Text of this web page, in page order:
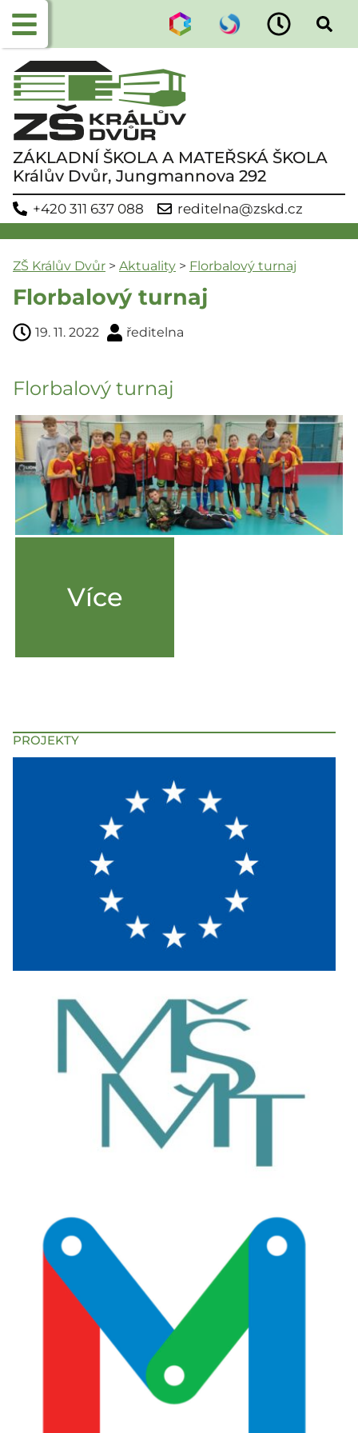
ZÁKLADNÍ ŠKOLA A MATEŘSKÁ ŠKOLA
Králův Dvůr, Jungmannova 292
+420 311 637 088 reditelna@zskd.cz
PROJEKTY
ZŠ Králův Dvůr > Aktuality > Florbalový turnaj
Florbalový turnaj
19. 11. 2022 ředitelna
Florbalový turnaj
Více